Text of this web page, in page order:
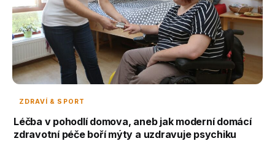
ZDRAVÍ & SPORT
Léčba v pohodlí domova, aneb jak moderní domácí
zdravotní péče boří mýty a uzdravuje psychiku